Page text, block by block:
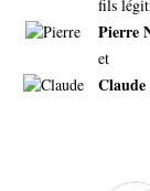
fils
Pierre
et